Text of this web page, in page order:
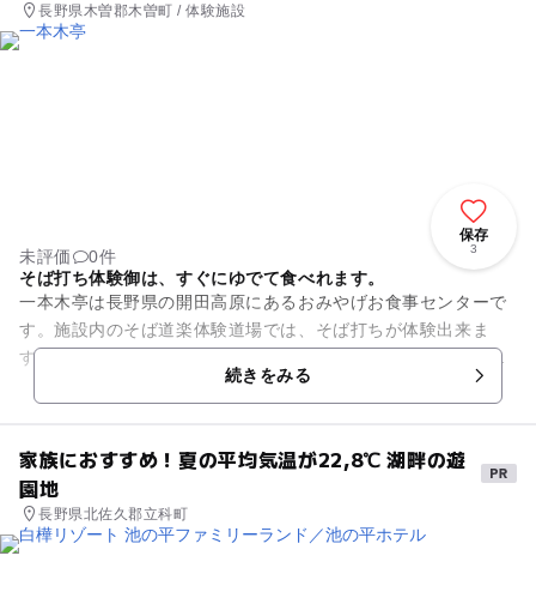
長野県木曽郡木曽町 / 体験施設
保存
3
未評価
0件
そば打ち体験御は、すぐにゆでて食べれます。
一本木亭は長野県の開田高原にあるおみやげお食事センターで
す。施設内のそば道楽体験道場では、そば打ちが体験出来ま
す。そば打ちの名人たちからそば打ちを教えてもらいながらそ
ば打ちが体験出来ます。そば粉...
続きをみる
家族におすすめ！夏の平均気温が22,8℃ 湖畔の遊
園地
長野県北佐久郡立科町